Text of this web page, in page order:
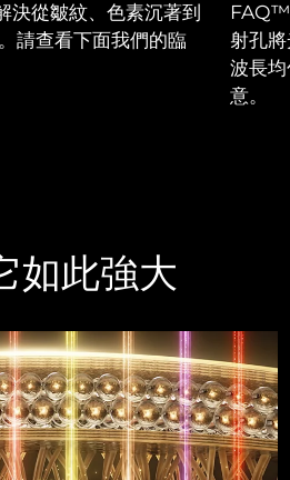
決從皺紋、色素沉著到
請查看下面我們的臨
FAQ™
射孔
波長
意。
如此強大
Cooling Prep Gel
Blemish Solution
microdermabrasion .
pore care essentials
scalp massager
hair
Whitening Gel
男士
預計送達日期 8/9/26
8/6/26
預計送達日期
預計送達日期 8/11/26
預計送達日期8/13/26
預計送達日期8/10/26